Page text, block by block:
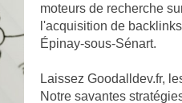
moteurs de recherche
l'acquisition de
Épinay-sous-Sénart.
Laissez Goodalldev.fr,
Notre savantes